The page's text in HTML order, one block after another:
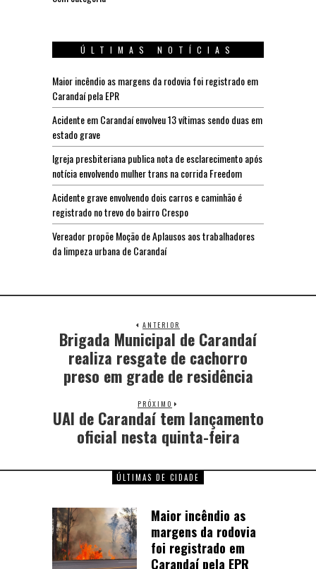
ÚLTIMAS NOTÍCIAS
Maior incêndio as margens da rodovia foi registrado em
Carandaí pela EPR
Acidente em Carandaí envolveu 13 vítimas sendo duas em
estado grave
Igreja presbiteriana publica nota de esclarecimento após
notícia envolvendo mulher trans na corrida Freedom
Acidente grave envolvendo dois carros e caminhão é
registrado no trevo do bairro Crespo
Vereador propõe Moção de Aplausos aos trabalhadores
da limpeza urbana de Carandaí
ANTERIOR
Brigada Municipal de Carandaí
realiza resgate de cachorro
preso em grade de residência
PRÓXIMO
UAI de Carandaí tem lançamento
oficial nesta quinta-feira
ÚLTIMAS DE CIDADE
Maior incêndio as
margens da rodovia
foi registrado em
Carandaí pela EPR